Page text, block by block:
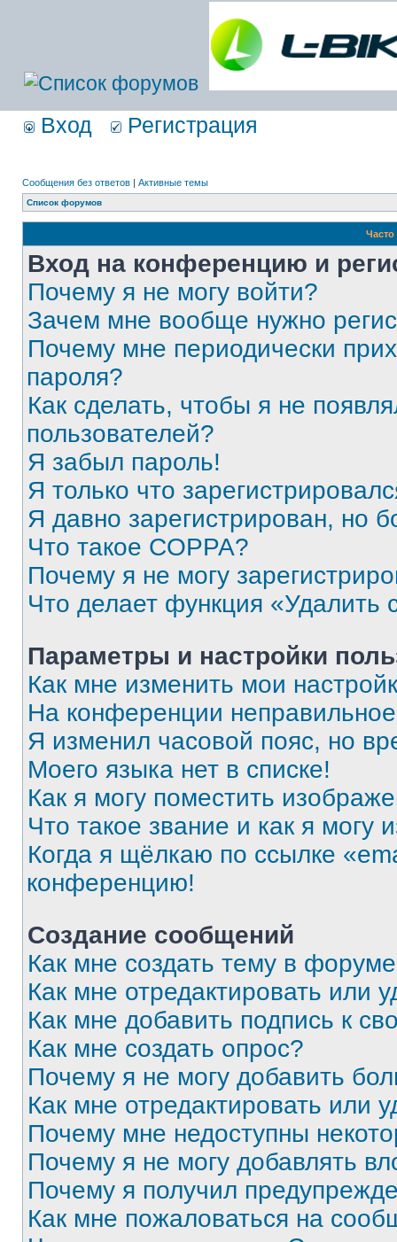
Вход Регистрация
Сообщения без ответов | Активные темы
Список форумов
Вход на конференцию и
Почему я не могу войти?
Зачем мне вообще нужно
Почему мне периодически
пароля?
Как сделать, чтобы я не
пользователей?
Я забыл пароль!
Я только что
Я давно зарегистрирован, но
Что такое COPPA?
Почему я не могу
Что делает функция «Удалить
Параметры и настройки
Как мне изменить мои
На конференции
Я изменил часовой пояс, но
Моего языка нет в списке!
Как я могу поместить
Что такое звание и как я могу
Когда я щёлкаю по ссылке
конференцию!
Создание сообщений
Как мне создать тему в
Как мне отредактировать или
Как мне добавить подпись к
Как мне создать опрос?
Почему я не могу добавить
Как мне отредактировать или
Почему мне недоступны
Почему я не могу добавлять
Почему я получил
Как мне пожаловаться на